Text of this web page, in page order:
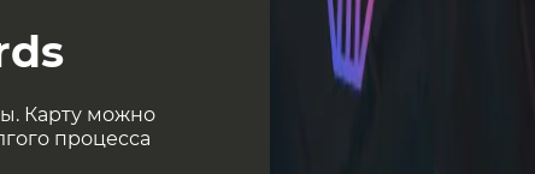
Карту можно
процесса